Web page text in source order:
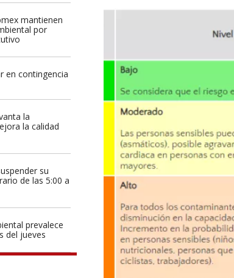
prevalece
del jueves
su
de las 5:00 a
la
la calidad
en contingencia
mantienen
por